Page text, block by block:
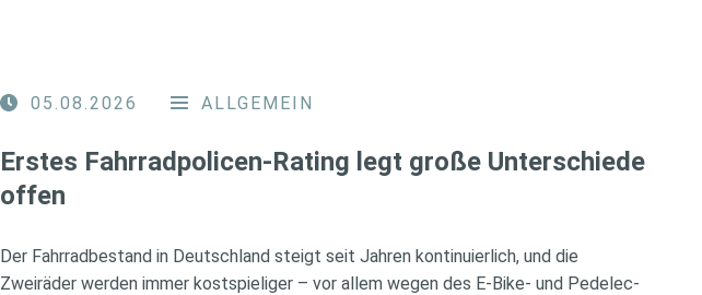
05.08.2026 ALLGEMEIN
Erstes Fahrradpolicen-Rating legt große Unterschiede
offen
Der Fahrradbestand in Deutschland steigt seit Jahren kontinuierlich, und die
Zweiräder werden immer kostspieliger – vor allem wegen des E-Bike- und Pedelec-